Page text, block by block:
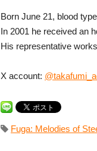
Born June 21, blood
In 2001 he received an
His representative
X account:
Fuga: Melodies of